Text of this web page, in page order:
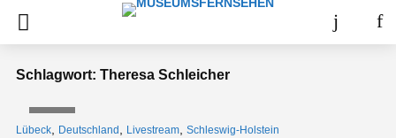
Schlagwort: Theresa Schleicher
Lübeck Deutschland Livestream Schleswig-Holstein